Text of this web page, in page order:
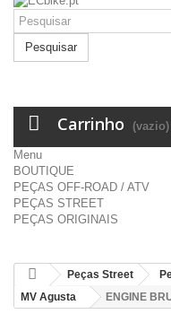
Pesquisar
Carrinho (vazio)
Menu
BOUTIQUE
PEÇAS OFF-ROAD / ATV
PEÇAS STREET
PEÇAS ORIGINAIS
Peças Street
MV Agusta
ENGINE